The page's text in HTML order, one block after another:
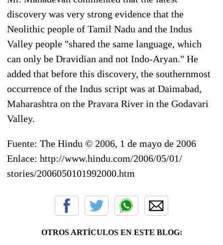
discovery was very strong evidence that the
Neolithic people of Tamil Nadu and the Indus
Valley people "shared the same language, which
can only be Dravidian and not Indo-Aryan." He
added that before this discovery, the southernmost
occurrence of the Indus script was at Daimabad,
Maharashtra on the Pravara River in the Godavari
Valley.
Fuente: The Hindu © 2006, 1 de mayo de 2006
Enlace: http://www.hindu.com/2006/05/01/
stories/2006050101992000.htm
OTROS ARTÍCULOS EN ESTE BLOG: